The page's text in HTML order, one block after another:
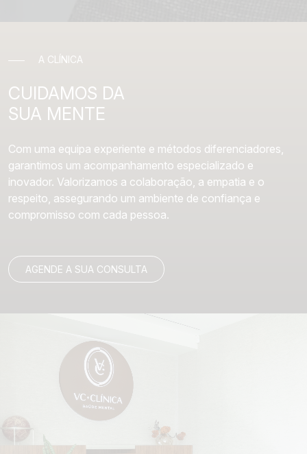
A CLÍNICA
CUIDAMOS DA
SUA MENTE
Com uma equipa experiente e métodos diferenciadores,
garantimos um acompanhamento especializado e
inovador. Valorizamos a colaboração, a empatia e o
respeito, assegurando um ambiente de confiança e
compromisso com cada pessoa.
AGENDE A SUA CONSULTA